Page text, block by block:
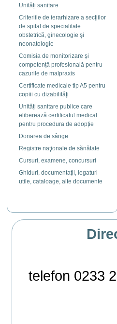
Unități sanitare
Criteriile de ierarhizare a secţiilor
de spital de specialitate
obstetrică, ginecologie şi
neonatologie
Comisia de monitorizare și
competență profesională pentru
cazurile de malpraxis
Certificate medicale tip A5 pentru
copiii cu dizabilităţi
Unități sanitare publice care
eliberează certificatul medical
pentru procedura de adopție
Donarea de sânge
Registre naţionale de sănătate
Cursuri, examene, concursuri
Ghiduri, documentaţii, legaturi
utile, cataloage, alte documente
telefon 0233